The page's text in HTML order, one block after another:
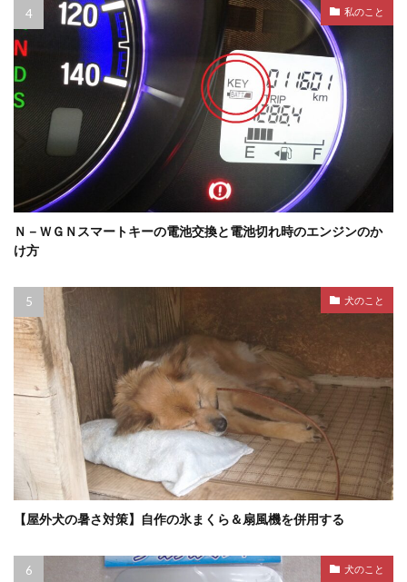
私のこと
Ｎ－ＷＧＮスマートキーの電池交換と電池切れ時のエンジンのか
け方
犬のこと
【屋外犬の暑さ対策】自作の氷まくら＆扇風機を併用する
犬のこと